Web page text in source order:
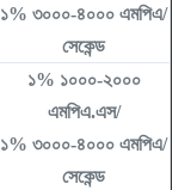
১% ৩০০০-৪০০০ এমপিএ/
সেকেন্ড
১% ১০০০-২০০০
এমপিএ.এস/
১% ৩০০০-৪০০০ এমপিএ/
সেকেন্ড